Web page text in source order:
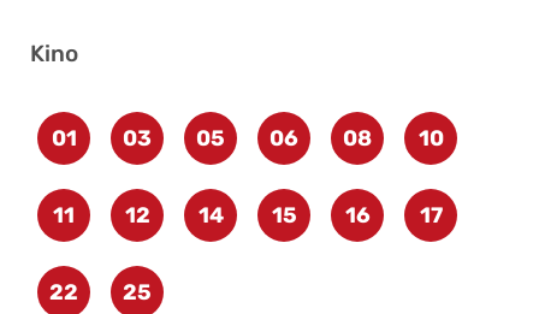
Kino
01 03 05 06 08 10
11 12 14 15 16 17
22 25